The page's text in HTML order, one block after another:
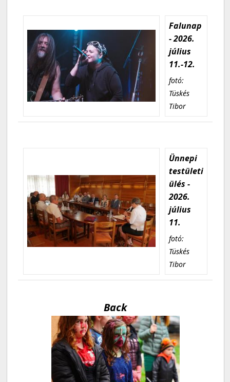
Falunap
- 2026.
július
11.-12.
fotó:
Tüskés
Tibor
Ünnepi
testületi
ülés -
2026.
július
11.
fotó:
Tüskés
Tibor
Back